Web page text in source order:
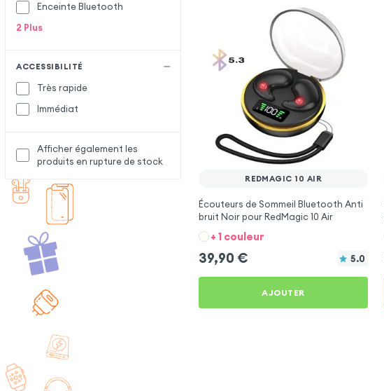
Enceinte Bluetooth
2 Plus
ACCESSIBILITÉ
Très rapide
Immédiat
Afficher également les
produits en rupture de stock
REDMAGIC 10 AIR
Écouteurs de Sommeil Bluetooth Anti
bruit Noir pour RedMagic 10 Air
+ 1 couleur
39,90 € 5.0
AJOUTER